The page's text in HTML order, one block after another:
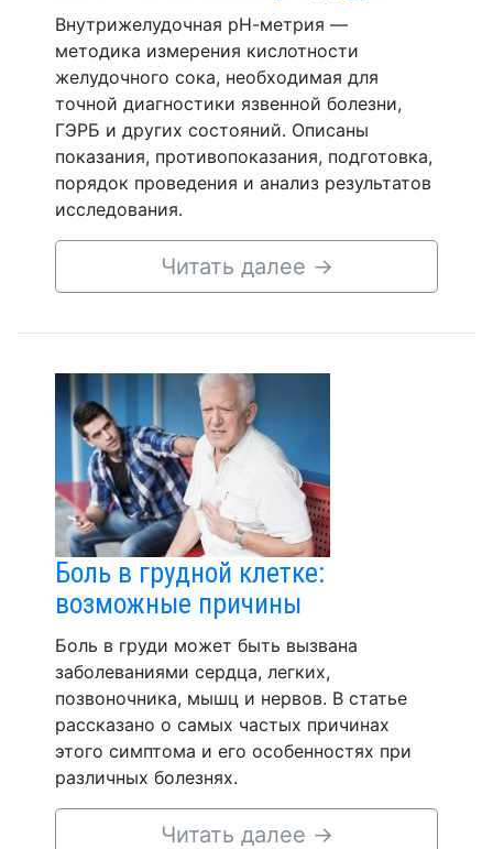
Внутрижелудочная рН-метрия —
методика измерения кислотности
желудочного сока, необходимая для
точной диагностики язвенной болезни,
ГЭРБ и других состояний. Описаны
показания, противопоказания, подготовка,
порядок проведения и анализ результатов
исследования.
Читать далее →
Боль в грудной клетке:
возможные причины
Боль в груди может быть вызвана
заболеваниями сердца, легких,
позвоночника, мышц и нервов. В статье
рассказано о самых частых причинах
этого симптома и его особенностях при
различных болезнях.
Читать далее →